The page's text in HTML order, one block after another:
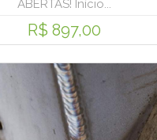
ABERTAS! Início...
R$ 897,00